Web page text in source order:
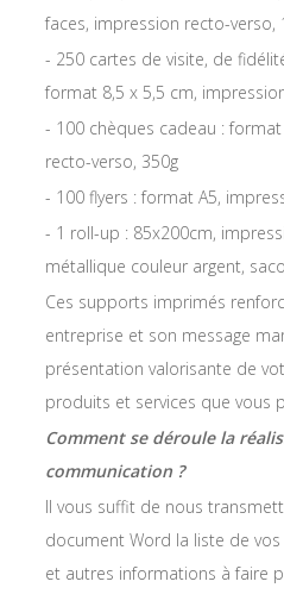
faces, impression recto-verso,
- 250 cartes de visite, de
format 8,5 x 5,5 cm,
- 100 chèques cadeau :
recto-verso, 350g
- 100 flyers : format A5,
- 1 roll-up : 85x200cm,
métallique couleur argent,
Ces supports imprimés
entreprise et son message
présentation valorisante de
produits et services que vous
Comment se déroule la
communication ?
Il vous suffit de nous
document Word la liste de
et autres informations à faire